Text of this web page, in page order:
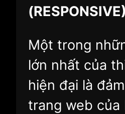
(RESPONSIVE)
Một trong
lớn nhất của
hiện đại là
trang web của